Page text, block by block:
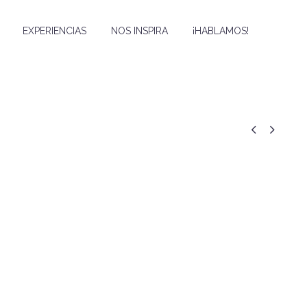
EXPERIENCIAS NOS INSPIRA ¡HABLAMOS!
 